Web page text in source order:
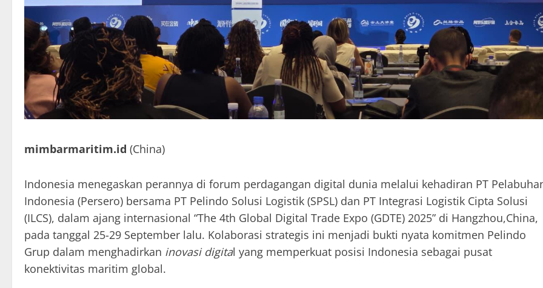
mimbarmaritim.id (China)
Indonesia menegaskan perannya di forum perdagangan digital dunia melalui kehadiran PT
Indonesia (Persero) bersama PT Pelindo Solusi Logistik (SPSL) dan PT Integrasi Logistik Cipta Solusi
(ILCS), dalam ajang internasional “The 4th Global Digital Trade Expo (GDTE) 2025” di Hangzhou,China,
pada tanggal 25-29 September lalu. Kolaborasi strategis ini menjadi bukti nyata komitmen Pelindo
Grup dalam menghadirkan inovasi digital yang memperkuat posisi Indonesia sebagai pusat
konektivitas maritim global.